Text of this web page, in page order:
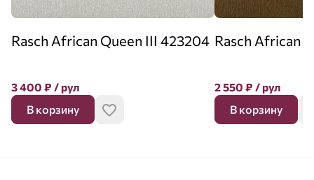
Rasch African Queen III 423204
3 400 ₽ / рул
В корзину
Rasch African
2 550 ₽ / рул
В корзину